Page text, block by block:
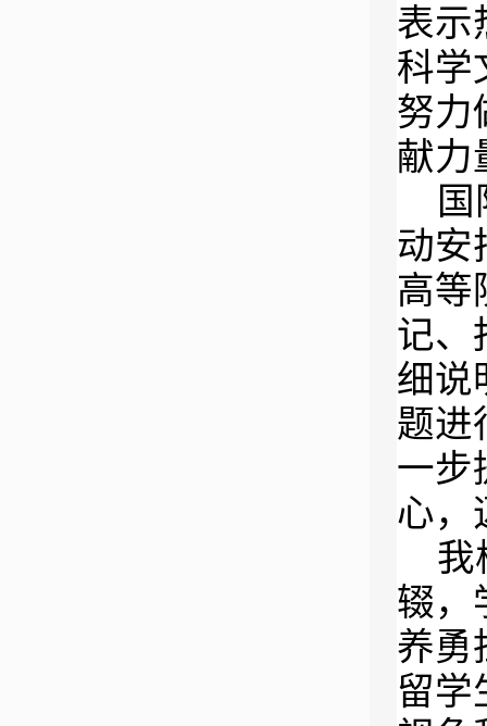
表示
科学
努力
献力
动安
高等
记、
细说
题进
一步
心，
我
辍，
养勇
留学